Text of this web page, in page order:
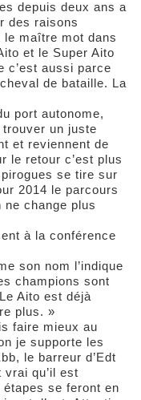
depuis deux ans a
des raisons
maître mot dans
et le Super Aito
c’est aussi parce
de bataille. La
port autonome,
trouver un juste
et reviennent de
le retour c’est plus
se tire sur
2014 le parcours
ne change plus
à la conférence
son nom l’indique
champions sont
Aito est déjà
plus. »
faire mieux au
je supporte les
le barreur d’Edt
vrai qu’il est
se feront en